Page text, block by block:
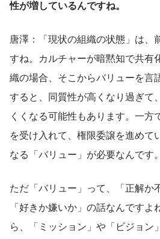
性が増しているんですね。
唐澤：「現状の組織の状態」は、
すね。カルチャーが暗黙知で共有
織の場合、そこからバリューを言
すると、同質性が高くなり過ぎて
くくなる可能性もあります。一方
を受け入れて、権限委譲を進めて
なる「バリュー」が必要なんです。
ただ「バリュー」って、「正解か
「好きか嫌いか」の話なんです
ら、「ミッション」や「ビジョン